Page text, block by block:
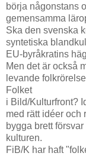
börja någonstans
gemensamma
Ska den svenska
syntetiska
EU-byråkratins
Men det är också
levande
Folket
i Bild/Kulturfront?
med rätt idéer och
bygga brett
kulturen.
FiB/K har haft